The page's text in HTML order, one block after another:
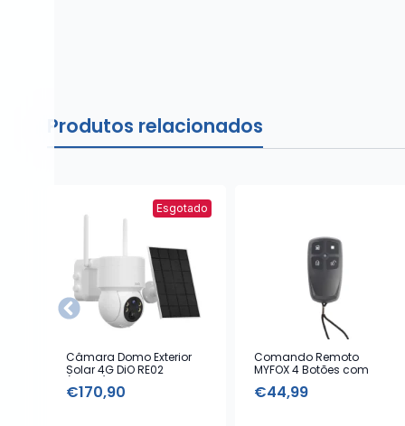
Produtos relacionados
Esgotado
Câmara Domo Exterior
Solar 4G DiO RE02
€170,90
Comando Remoto
MYFOX 4 Botões com
€44,99